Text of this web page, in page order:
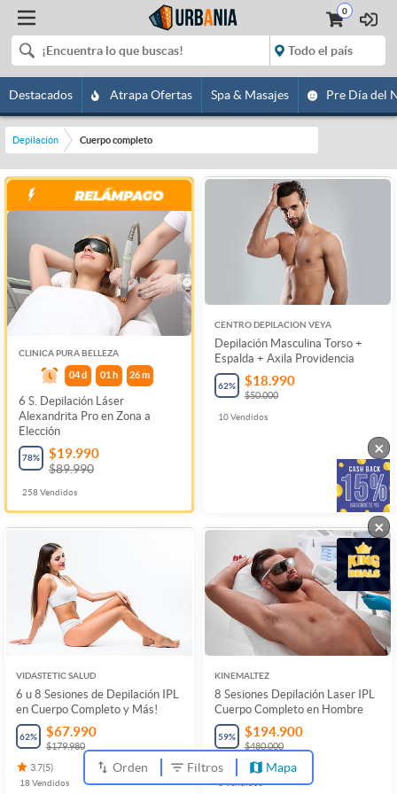
0
Destacados Atrapa Ofertas Spa & Masajes Pre Día del
Depilación Cuerpo completo
CLINICA PURA BELLEZA
04 d 01 h 26m
6 S. Depilación Láser
Alexandrita Pro en Zona a
Elección
78% $19.990
$89.990
258Vendidos
CENTRO DEPILACION VEYA
Depilación Masculina Torso +
Espalda + Axila Providencia
62% $18.990
$50.000
10Vendidos
VIDASTETIC SALUD
6 u 8 Sesiones de Depilación IPL
en Cuerpo Completo y Más!
62% $67.990
$179.980
3.7(5)
18Vendidos
KINEMALTEZ
8 Sesiones Depilación Laser IPL
Cuerpo Completo en Hombre
59% $194.900
$480.000
3Vendidos
Orden Filtros Mapa
×
×